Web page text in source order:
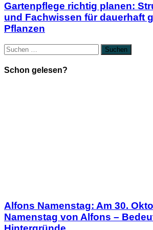
Gartenpflege richtig planen:
und Fachwissen für dauerhaft
Pflanzen
Suchen
nach:
Schon gelesen?
Alfons Namenstag: Am 30.
Namenstag von Alfons –